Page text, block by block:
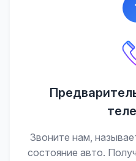
Звоните нам,
состояние авто.